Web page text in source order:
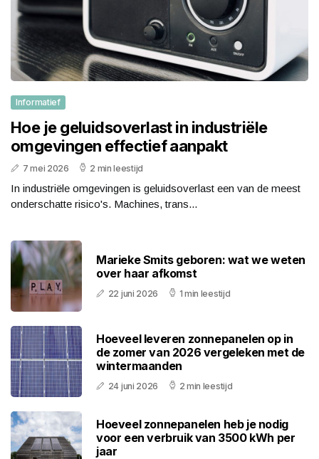
Informatief
Hoe je geluidsoverlast in industriële
omgevingen effectief aanpakt
7 mei 2026 2 min leestijd
In industriële omgevingen is geluidsoverlast een van de meest
onderschatte risico's. Machines, trans...
Marieke Smits geboren: wat we weten
over haar afkomst
22 juni 2026 1 min leestijd
Hoeveel leveren zonnepanelen op in
de zomer van 2026 vergeleken met de
wintermaanden
24 juni 2026 2 min leestijd
Hoeveel zonnepanelen heb je nodig
voor een verbruik van 3500 kWh per
jaar